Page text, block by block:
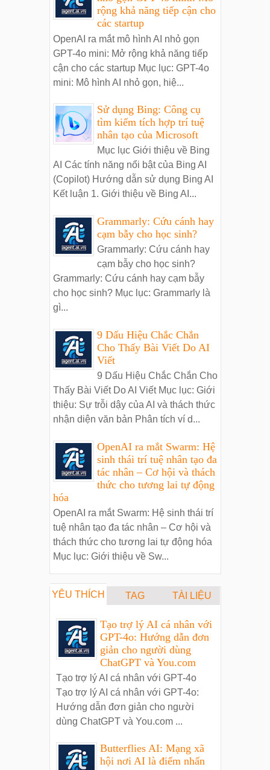
rộng khả năng tiếp cận cho
các startup
OpenAI ra mắt mô hình AI nhỏ gọn
GPT-4o mini: Mở rộng khả năng tiếp
cận cho các startup Mục lục: GPT-4o
mini: Mô hình AI nhỏ gọn, hiệ...
Sử dụng Bing: Công cụ
tìm kiếm tích hợp trí tuệ
nhân tạo của Microsoft
Mục lục Giới thiệu về Bing
AI Các tính năng nổi bật của Bing AI
(Copilot) Hướng dẫn sử dụng Bing AI
Kết luận 1. Giới thiệu về Bing AI...
Grammarly: Cứu cánh hay
cạm bẫy cho học sinh?
Grammarly: Cứu cánh hay
cạm bẫy cho học sinh?
Grammarly: Cứu cánh hay cạm bẫy
cho học sinh? Mục lục: Grammarly là
gì...
9 Dấu Hiệu Chắc Chắn
Cho Thấy Bài Viết Do AI
Viết
9 Dấu Hiệu Chắc Chắn Cho
Thấy Bài Viết Do AI Viết Mục lục: Giới
thiệu: Sự trỗi dậy của AI và thách thức
nhận diện văn bản Phân tích ví d...
OpenAI ra mắt Swarm: Hệ
sinh thái trí tuệ nhân tạo đa
tác nhân – Cơ hội và thách
thức cho tương lai tự động
hóa
OpenAI ra mắt Swarm: Hệ sinh thái trí
tuệ nhân tạo đa tác nhân – Cơ hội và
thách thức cho tương lai tự động hóa
Mục lục: Giới thiệu về Sw...
YÊU THÍCH TAG TÀI LIỆU
Tạo trợ lý AI cá nhân với
GPT-4o: Hướng dẫn đơn
giản cho người dùng
ChatGPT và You.com
Tạo trợ lý AI cá nhân với GPT-4o
Tạo trợ lý AI cá nhân với GPT-4o:
Hướng dẫn đơn giản cho người
dùng ChatGPT và You.com ...
Butterflies AI: Mạng xã
hội nơi AI là điểm nhấn